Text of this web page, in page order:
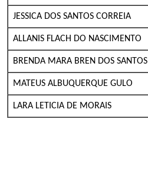
JESSICA DOS SANTOS CORREIA
ALLANIS FLACH DO NASCIMENTO
BRENDA MARA BREN DOS SANTOS
MATEUS ALBUQUERQUE GULO
LARA LETICIA DE MORAIS